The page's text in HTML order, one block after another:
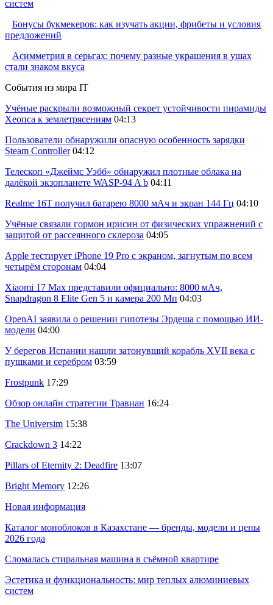
систем
Бонусы букмекеров: как изучать акции, фрибеты и условия
предложений
Асимметрия в серьгах: почему разные украшения в ушах
стали знаком вкуса
События из мира IT
Учёные раскрыли возможный секрет устойчивости пирамиды
Хеопса к землетрясениям 04:13
Пользователи обнаружили опасную особенность зарядки
Steam Controller 04:12
Телескоп «Джеймс Уэбб» обнаружил плотные облака на
далёкой экзопланете WASP-94 A b 04:11
Realme 16T получил батарею 8000 мАч и экран 144 Гц 04:10
Учёные связали гормон ирисин от физических упражнений с
защитой от рассеянного склероза 04:05
Apple тестирует iPhone 19 Pro с экраном, загнутым по всем
четырём сторонам 04:04
Xiaomi 17 Max представили официально: 8000 мАч,
Snapdragon 8 Elite Gen 5 и камера 200 Мп 04:03
OpenAI заявила о решении гипотезы Эрдеша с помощью ИИ-
модели 04:00
У берегов Испании нашли затонувший корабль XVII века с
пушками и серебром 03:59
Frostpunk 17:29
Обзор онлайн стратегии Травиан 16:24
The Universim 15:38
Crackdown 3 14:22
Pillars of Eternity 2: Deadfire 13:07
Bright Memory 12:26
Новая информация
Каталог моноблоков в Казахстане — бренды, модели и цены
2026 года
Сломалась стиральная машина в съёмной квартире
Эстетика и функциональность: мир теплых алюминиевых
систем